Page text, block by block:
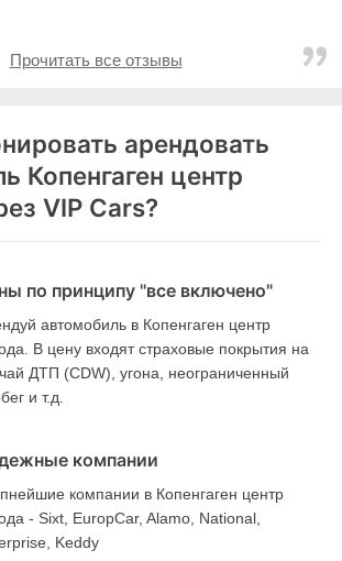
Прочитать все отзывы
арендовать
Копенгаген центр
VIP Cars?
по принципу "все включено"
автомобиль в Копенгаген центр
В цену входят страховые покрытия на
ДТП (CDW), угона, неограниченный
и т.д.
компании
компании в Копенгаген центр
- Sixt, EuropCar, Alamo, National,
Keddy